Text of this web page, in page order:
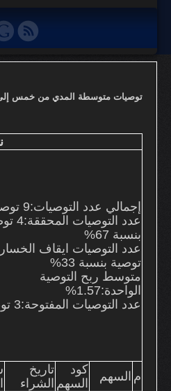
توصيات متوسطة المدي من خمس إلى 10
إجمالي عدد التوصيات:9 توصية.
عدد التوصيات المحققة:4
بنسبة 67%
عدد التوصيات ايقاف
توصية بنسبة 33%
متوسط ربح التوصية
الواحدة:1.57%
عدد التوصيات المفتوحة:3
م السهم
كود
السهم
تاريخ
الشراء